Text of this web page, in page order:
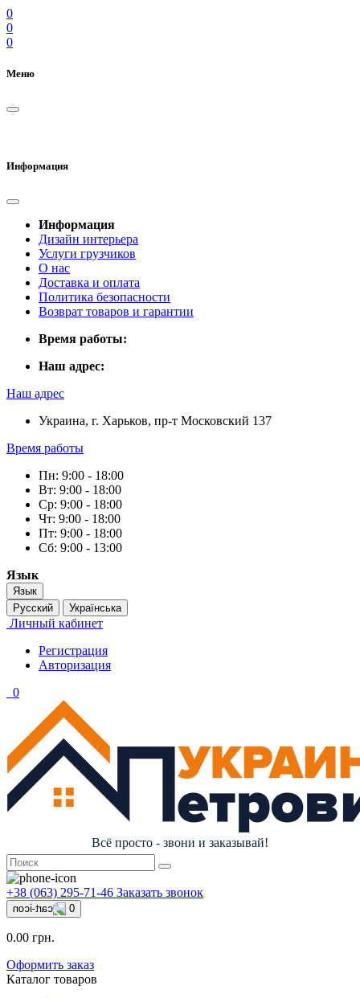
0
0
0
Меню
Информация
Информация
Дизайн интерьера
Услуги грузчиков
О нас
Доставка и оплата
Политика безопасности
Возврат товаров и гарантии
Время работы:
Наш адрес:
Наш адрес
Украина, г. Харьков, пр-т Московский 137
Время работы
Пн: 9:00 - 18:00
Вт: 9:00 - 18:00
Ср: 9:00 - 18:00
Чт: 9:00 - 18:00
Пт: 9:00 - 18:00
Сб: 9:00 - 13:00
Язык
Язык
Русский
Українська
Личный кабинет
Регистрация
Авторизация
0
Всё просто - звони и заказывай!
+38 (063) 295-71-46 Заказать звонок
0
0.00 грн.
Оформить заказ
Каталог товаров